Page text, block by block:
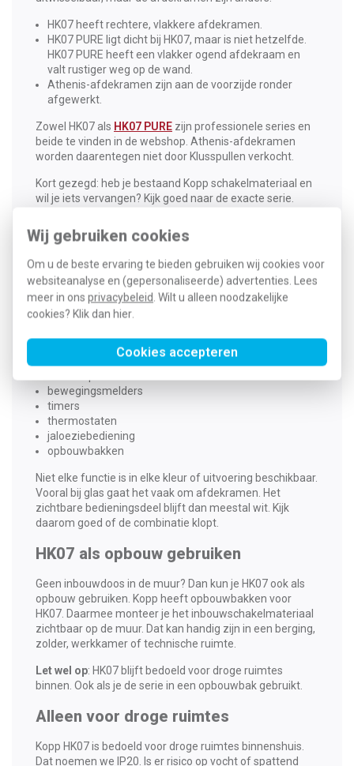
Wij gebruiken cookies
Om u de beste ervaring te bieden gebruiken wij cookies voor
websiteanalyse en (gepersonaliseerde) advertenties. Lees
meer in ons privacybeleid . Wilt u alleen noodzakelijke
cookies? Klik dan hier
Cookies accepteren
HK07 heeft rechtere, vlakkere afdekramen.
HK07 PURE ligt dicht bij HK07, maar is niet hetzelfde.
HK07 PURE heeft een vlakker ogend afdekraam en
valt rustiger weg op de wand.
Athenis-afdekramen zijn aan de voorzijde ronder
afgewerkt.
Zowel HK07 als HK07 PURE zijn professionele series en
beide te vinden in de webshop. Athenis-afdekramen
worden daarentegen niet door Klusspullen verkocht.
Kort gezegd: heb je bestaand Kopp schakelmateriaal en
wil je iets vervangen? Kijk goed naar de exacte serie.
Welke functies zijn er in HK07?
Binnen Kopp HK07 vind je veelgebruikte functies voor
gewone ruimtes in huis. Denk aan:
schakelaars
bewegingsmelders
timers
thermostaten
jaloeziebediening
opbouwbakken
Niet elke functie is in elke kleur of uitvoering beschikbaar.
Vooral bij glas gaat het vaak om afdekramen. Het
zichtbare bedieningsdeel blijft dan meestal wit. Kijk
daarom goed of de combinatie klopt.
HK07 als opbouw gebruiken
Geen inbouwdoos in de muur? Dan kun je HK07 ook als
opbouw gebruiken. Kopp heeft opbouwbakken voor
HK07. Daarmee monteer je het inbouwschakelmateriaal
zichtbaar op de muur. Dat kan handig zijn in een berging,
zolder, werkkamer of technische ruimte.
Let wel op: HK07 blijft bedoeld voor droge ruimtes
binnen. Ook als je de serie in een opbouwbak gebruikt.
Alleen voor droge ruimtes
Kopp HK07 is bedoeld voor droge ruimtes binnenshuis.
Dat noemen we IP20. Is er risico op vocht of spattend